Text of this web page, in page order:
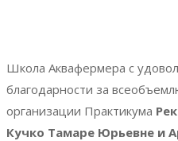
Школа Аквафермера с
благодарности за
организации Практикума
Кучко Тамаре Юрьевне и